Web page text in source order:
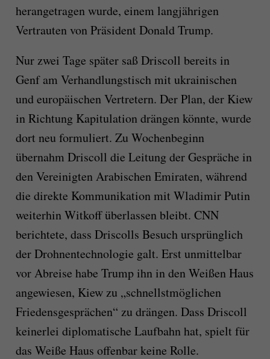
herangetragen wurde, einem langjährigen
Vertrauten von Präsident Donald Trump.
Nur zwei Tage später saß Driscoll bereits in
Genf am Verhandlungstisch mit ukrainischen
und europäischen Vertretern. Der Plan, der Kiew
in Richtung Kapitulation drängen könnte, wurde
dort neu formuliert. Zu Wochenbeginn
übernahm Driscoll die Leitung der Gespräche in
den Vereinigten Arabischen Emiraten, während
die direkte Kommunikation mit Wladimir Putin
weiterhin Witkoff überlassen bleibt. CNN
berichtete, dass Driscolls Besuch ursprünglich
der Drohnentechnologie galt. Erst unmittelbar
vor Abreise habe Trump ihn in den Weißen Haus
angewiesen, Kiew zu „schnellstmöglichen
Friedensgesprächen“ zu drängen. Dass Driscoll
keinerlei diplomatische Laufbahn hat, spielt für
das Weiße Haus offenbar keine Rolle.